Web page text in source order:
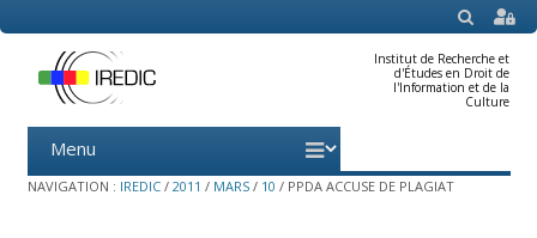
SEARCH
Institut de Recherche et
d'Études en Droit de
l'Information et de la
Culture
Menu
content
NAVIGATION : IREDIC / 2011 / MARS / 10 / PPDA ACCUSE DE PLAGIAT